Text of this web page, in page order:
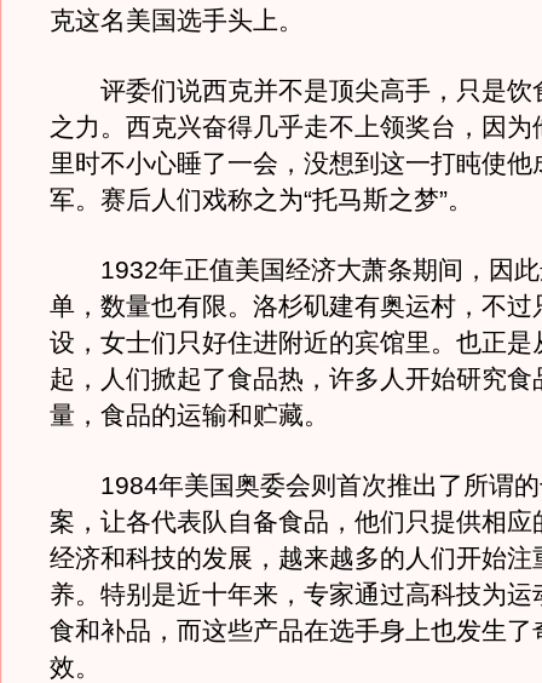
克这名美国选手头上。
评委们说西克并不是顶尖高手，只是饮
之力。西克兴奋得几乎走不上领奖台，因
里时不小心睡了一会，没想到这一打盹使他
军。赛后人们戏称之为“托马斯之梦”。
1932年正值美国经济大萧条期间，因此
单，数量也有限。洛杉矶建有奥运村，不过
设，女士们只好住进附近的宾馆里。也正是
起，人们掀起了食品热，许多人开始研究食
量，食品的运输和贮藏。
1984年美国奥委会则首次推出了所谓的
案，让各代表队自备食品，他们只提供相应
经济和科技的发展，越来越多的人们开始注
养。特别是近十年来，专家通过高科技为运
食和补品，而这些产品在选手身上也发生了
效。